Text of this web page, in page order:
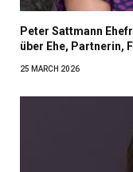
Peter Sattmann
über Ehe, Partnerin,
25 MARCH 2026